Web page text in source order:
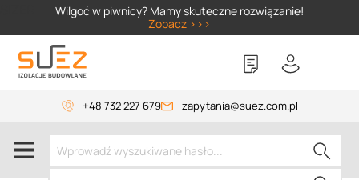
Wilgoć w piwnicy? Mamy skuteczne rozwiązanie!
Zobacz >>>
+48 732 227 679 zapytania@suez.com.pl